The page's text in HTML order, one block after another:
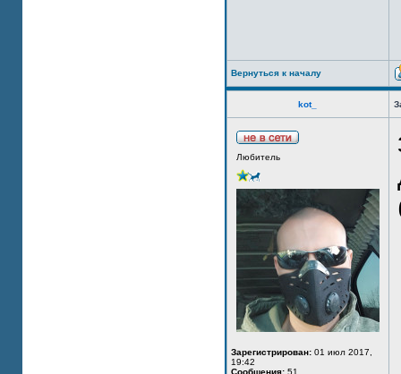
Вернуться к началу
kot_
Любитель
Зарегистрирован: 01 июл 2017,
19:42
Сообщения: 51